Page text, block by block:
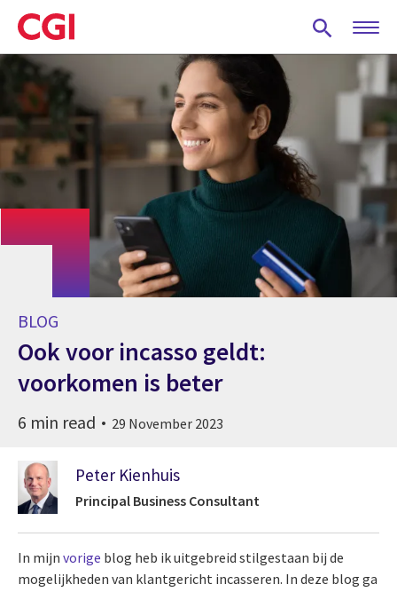
Skip
to
main
content
BLOG
Ook voor incasso geldt:
voorkomen is beter
6 min read 29 November 2023
Peter Kienhuis
Principal Business Consultant
In mijn vorige blog heb ik uitgebreid stilgestaan bij de
mogelijkheden van klantgericht incasseren. In deze blog ga